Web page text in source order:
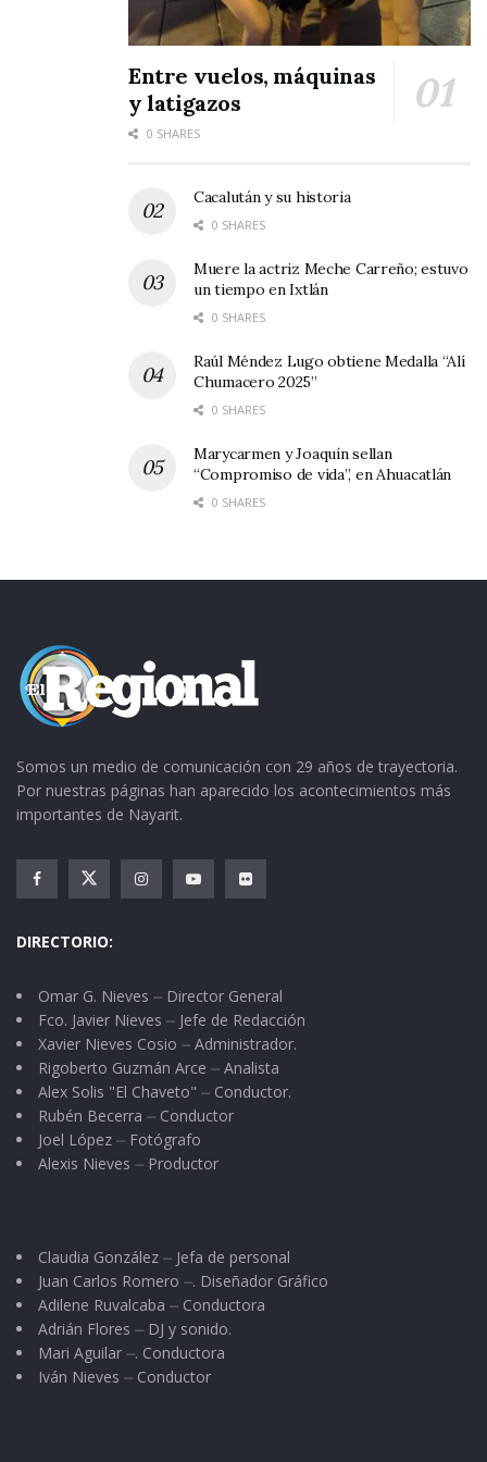
aprenda más sobre la cultura turística.
El curso es impartido por la licenciada en
turismo Yaritza Marlen Partida durante dos
horas por día y se espera que al final los
conozcan y valoren la cultura, así como las
Entre vuelos, máquinas
y latigazos
0 SHARES
Cacalután y su historia
0 SHARES
Muere la actriz Meche Carreño; estuvo
un tiempo en Ixtlán
0 SHARES
Raúl Méndez Lugo obtiene Medalla “Alí
Chumacero 2025”
0 SHARES
Marycarmen y Joaquín sellan
“Compromiso de vida”, en Ahuacatlán
0 SHARES
Somos un medio de comunicación con 29 años de trayectoria.
Por nuestras páginas han aparecido los acontecimientos más
importantes de Nayarit.
DIRECTORIO:
Omar G. Nieves ⏤ Director General
Fco. Javier Nieves ⏤ Jefe de Redacción
Xavier Nieves Cosio ⏤ Administrador.
Rigoberto Guzmán Arce ⏤ Analista
Alex Solis "El Chaveto" ⏤ Conductor.
Rubén Becerra ⏤ Conductor
Joel López ⏤ Fotógrafo
Alexis Nieves ⏤ Productor
Claudia González ⏤ Jefa de personal
Juan Carlos Romero ⏤. Diseñador Gráfico
Adilene Ruvalcaba ⏤ Conductora
Adrián Flores ⏤ DJ y sonido.
Mari Aguilar ⏤. Conductora
Iván Nieves ⏤ Conductor